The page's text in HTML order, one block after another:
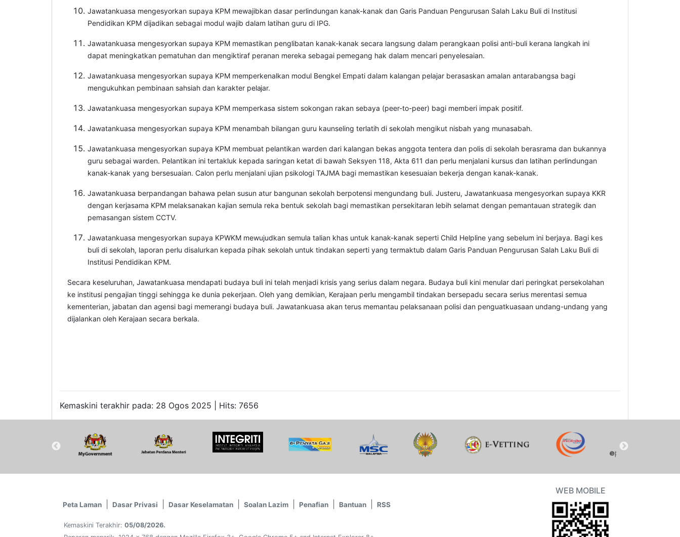
Jawatankuasa mengesyorkan supaya KPM mewajibkan dasar perlindungan kanak-kanak dan Garis Panduan Pengurusan Salah Laku Buli di Institusi
Pendidikan KPM dijadikan sebagai modul wajib dalam latihan guru di IPG.
Jawatankuasa mengesyorkan supaya KPM memastikan penglibatan kanak-kanak secara langsung dalam perangkaan polisi anti-buli kerana langkah ini
dapat meningkatkan pematuhan dan mengiktiraf peranan mereka sebagai pemegang hak dalam mencari penyelesaian.
Jawatankuasa mengesyorkan supaya KPM memperkenalkan modul Bengkel Empati dalam kalangan pelajar berasaskan amalan antarabangsa bagi
mengukuhkan pembinaan sahsiah dan karakter pelajar.
Jawatankuasa mengesyorkan supaya KPM memperkasa sistem sokongan rakan sebaya (peer-to-peer) bagi memberi impak positif.
Jawatankuasa mengesyorkan supaya KPM menambah bilangan guru kaunseling terlatih di sekolah mengikut nisbah yang munasabah.
Jawatankuasa mengesyorkan supaya KPM membuat pelantikan warden dari kalangan bekas anggota tentera dan polis di sekolah berasrama dan bukannya
guru sebagai warden. Pelantikan ini tertakluk kepada saringan ketat di bawah Seksyen 118, Akta 611 dan perlu menjalani kursus dan latihan perlindungan
kanak-kanak yang bersesuaian. Calon perlu menjalani ujian psikologi TAJMA bagi memastikan kesesuaian bekerja dengan kanak-kanak.
Jawatankuasa berpandangan bahawa pelan susun atur bangunan sekolah berpotensi mengundang buli. Justeru, Jawatankuasa mengesyorkan supaya KKR
dengan kerjasama KPM melaksanakan kajian semula reka bentuk sekolah bagi memastikan persekitaran lebih selamat dengan pemantauan strategik dan
pemasangan sistem CCTV.
Jawatankuasa mengesyorkan supaya KPWKM mewujudkan semula talian khas untuk kanak-kanak seperti Child Helpline yang sebelum ini berjaya. Bagi kes
buli di sekolah, laporan perlu disalurkan kepada pihak sekolah untuk tindakan seperti yang termaktub dalam Garis Panduan Pengurusan Salah Laku Buli di
Institusi Pendidikan KPM.
Secara keseluruhan, Jawatankuasa mendapati budaya buli ini telah menjadi krisis yang serius dalam negara. Budaya buli kini menular dari peringkat persekolahan
ke institusi pengajian tinggi sehingga ke dunia pekerjaan. Oleh yang demikian, Kerajaan perlu mengambil tindakan bersepadu secara serius merentasi semua
kementerian, jabatan dan agensi bagi memerangi budaya buli. Jawatankuasa akan terus memantau pelaksanaan polisi dan penguatkuasaan undang-undang yang
dijalankan oleh Kerajaan secara berkala.
Kemaskini terakhir pada: 28 Ogos 2025 | Hits: 7656
Peta Laman Dasar Privasi Dasar Keselamatan Soalan Lazim Penafian Bantuan RSS
Kemaskini Terakhir: 05/08/2026.
WEB MOBILE